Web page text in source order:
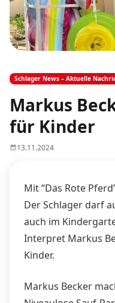
Schlager News – Aktuelle
Markus
für Kinder
13.11.2024
Mit “Das Rote
Der Schlager darf
auch im
Interpret Markus
Kinder.
Markus Becker